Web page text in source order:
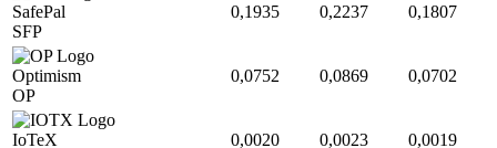
SafePal
SFP
0,1935 0,2237 0,1807
Optimism
OP
0,0752 0,0869 0,0702
IoTeX
0,0020 0,0023 0,0019